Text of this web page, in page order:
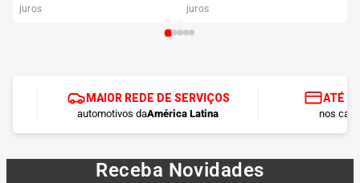
juros
juros
MAIOR REDE DE SERVIÇOS
automotivos daAmérica Latina
ATÉ
nos
Receba Novidades